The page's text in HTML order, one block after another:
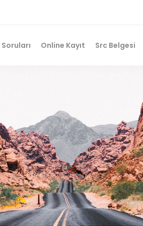
Soruları Online Kayıt Src Belgesi